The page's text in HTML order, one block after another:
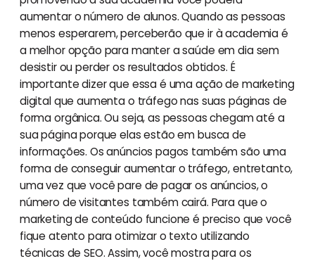
aumentar o número de alunos. Quando as pessoas
menos esperarem, perceberão que ir à academia é
a melhor opção para manter a saúde em dia sem
desistir ou perder os resultados obtidos. É
importante dizer que essa é uma ação de marketing
digital que aumenta o tráfego nas suas páginas de
forma orgânica. Ou seja, as pessoas chegam até a
sua página porque elas estão em busca de
informações. Os anúncios pagos também são uma
forma de conseguir aumentar o tráfego, entretanto,
uma vez que você pare de pagar os anúncios, o
número de visitantes também cairá. Para que o
marketing de conteúdo funcione é preciso que você
fique atento para otimizar o texto utilizando
técnicas de SEO. Assim, você mostra para os